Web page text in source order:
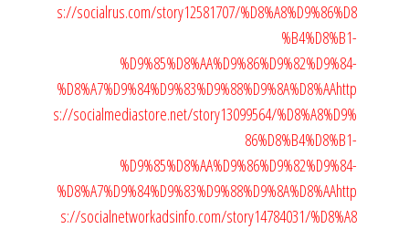
s://socialrus.com/story12581707/%D8%A8%D9%86%D8
%B4%D8%B1-
%D9%85%D8%AA%D9%86%D9%82%D9%84-
%D8%A7%D9%84%D9%83%D9%88%D9%8A%D8%AAhttp
s://socialmediastore.net/story13099564/%D8%A8%D9%
86%D8%B4%D8%B1-
%D9%85%D8%AA%D9%86%D9%82%D9%84-
%D8%A7%D9%84%D9%83%D9%88%D9%8A%D8%AAhttp
s://socialnetworkadsinfo.com/story14784031/%D8%A8